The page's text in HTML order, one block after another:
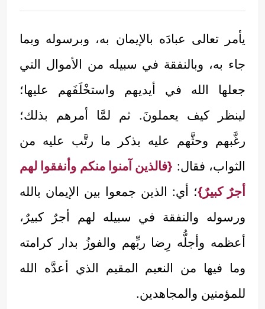
يأمر تعالى عبادَه بالإيمان به، وبرسوله وبما
جاء به، وبالنفقة في سبيله من الأموال التي
جعلها الله في أيديهم واستخْلَفَهم عليها؛
لينظر كيف يعملونَ. ثم لمَّا أمرهم بذلك؛
رغَّبهم وحثَّهم عليه بذكر ما رتَّب عليه من
الثواب، فقال: {فالذين آمنوا منكم وأنفقوا لهم
أجرٌ كبيرٌ}؛ أي: الذين جمعوا بين الإيمان بالله
ورسوله والنفقة في سبيله لهم أجرٌ كبيرٌ،
أعظمه وأجلُّه رِضا ربِّهم والفوزُ بدار كرامته
وما فيها من النعيم المقيم الذي أعدَّه الله
للمؤمنين والمجاهدين.